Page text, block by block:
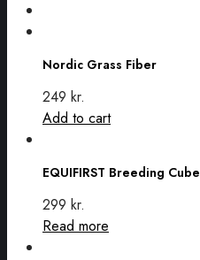
Fiber
Nordic Grass Fiber
249 kr.
Add to cart
Cube
EQUIFIRST Breeding Cube
299 kr.
Read more